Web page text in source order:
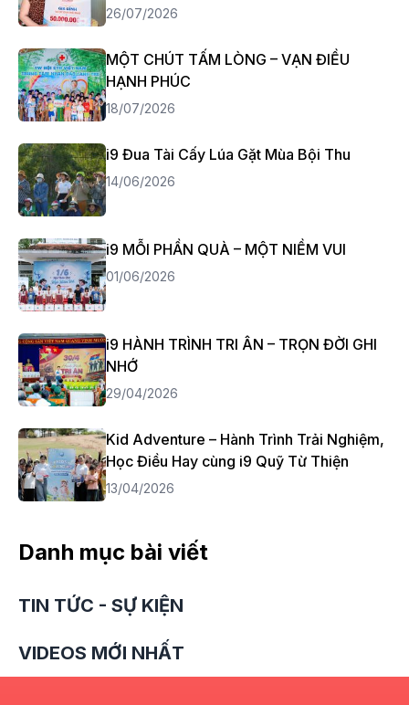
26/07/2026
MỘT CHÚT TẤM LÒNG – VẠN ĐIỀU
HẠNH PHÚC
18/07/2026
i9 Đua Tài Cấy Lúa Gặt Mùa Bội Thu
14/06/2026
i9 MỖI PHẦN QUÀ – MỘT NIỀM VUI
01/06/2026
i9 HÀNH TRÌNH TRI ÂN – TRỌN ĐỜI GHI
NHỚ
29/04/2026
Kid Adventure – Hành Trình Trải Nghiệm,
Học Điều Hay cùng i9 Quỹ Từ Thiện
13/04/2026
Danh mục bài viết
TIN TỨC - SỰ KIỆN
VIDEOS MỚI NHẤT